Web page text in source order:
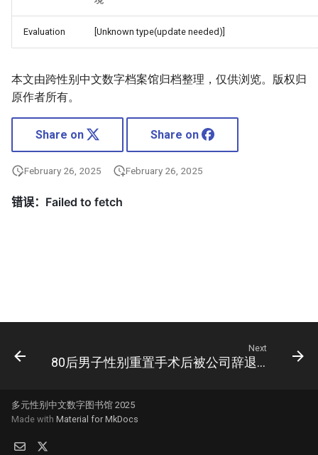
Evaluation [Unknown type(update needed)]
本文由跨性别中文数字档案馆归档整理，仅供浏览。版权归
原作者所有。
Share on Share on
February 26, 2025 February 26, 2025
Next
80后男子性别重置手术后被公司辞退 公司却这样说......
多元性别中文数字图书馆 2025
Made with Material for MkDocs